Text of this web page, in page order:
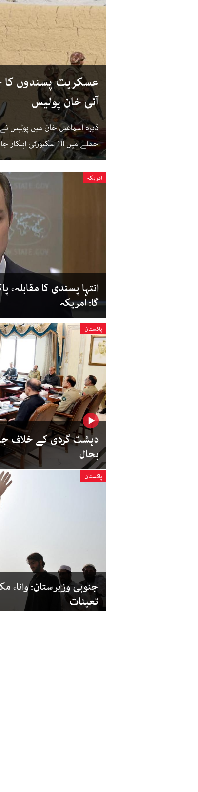
آئی خان پولیس
ڈیرہ اسماعیل خان میں
حملے میں 10 سکیورٹی اہلکار جان سے گئے۔
امریکہ
انتہا پسندی کا
گا: امریکہ
پاکستان
دہشت گردی کے خلاف
بحال
پاکستان
جنوبی وزیرستان: وانا،
تعینات